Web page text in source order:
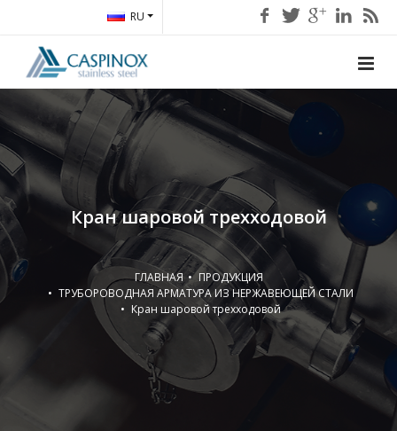
RU
Кран шаровой трехходовой
ГЛАВНАЯ
ПРОДУКЦИЯ
ТРУБОРОВОДНАЯ АРМАТУРА ИЗ НЕРЖАВЕЮЩЕЙ СТАЛИ
Кран шаровой трехходовой